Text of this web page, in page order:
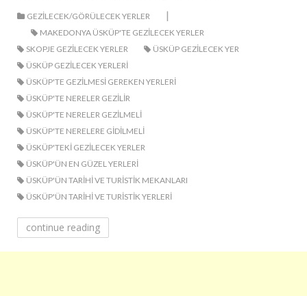
GEZILECEK/GÖRÜLECEK YERLER |
MAKEDONYA ÜSKÜP'TE GEZILECEK YERLER
SKOPJE GEZILECEK YERLER
ÜSKÜP GEZILECEK YER
ÜSKÜP GEZILECEK YERLERI
ÜSKÜP'TE GEZILMESI GEREKEN YERLERI
ÜSKÜP'TE NERELER GEZILIR
ÜSKÜP'TE NERELER GEZILMELI
ÜSKÜP'TE NERELERE GIDILMELI
ÜSKÜP'TEKI GEZILECEK YERLER
ÜSKÜP'ÜN EN GÜZEL YERLERI
ÜSKÜP'ÜN TARIHI VE TURISTIK MEKANLARI
ÜSKÜP'ÜN TARIHI VE TURISTIK YERLERI
continue reading